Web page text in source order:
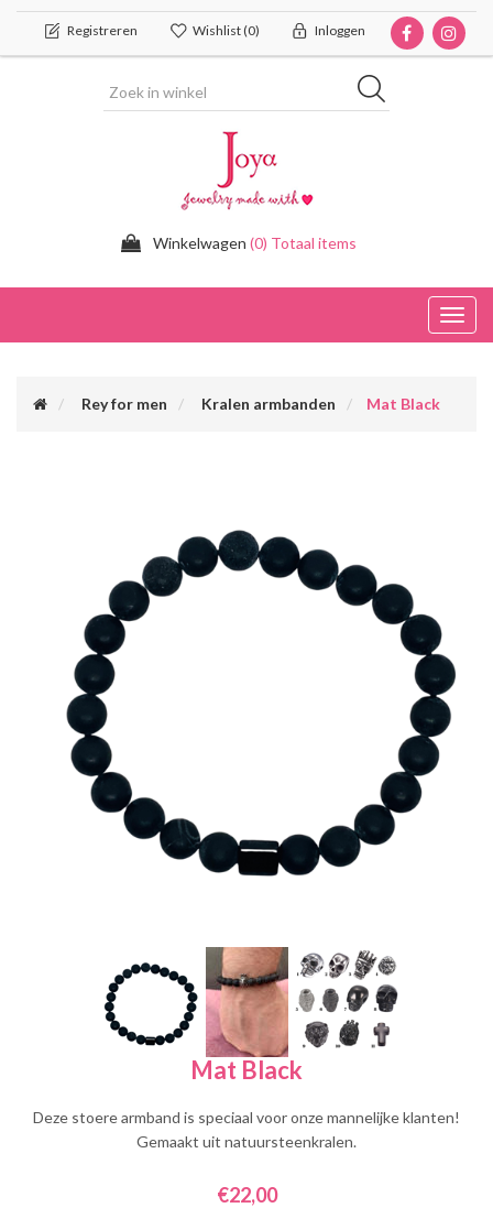
Registreren Wishlist(0) Inloggen
Winkelwagen (0) Totaal items
Rey for men Kralen armbanden Mat Black
Mat Black
Deze stoere armband is speciaal voor onze mannelijke klanten!
Gemaakt uit natuursteenkralen.
€22,00